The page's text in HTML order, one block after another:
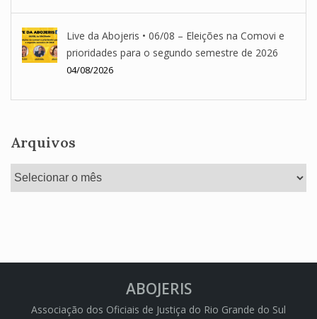
Live da Abojeris • 06/08 – Eleições na Comovi e
prioridades para o segundo semestre de 2026
04/08/2026
Arquivos
Arquivos
ABOJERIS
Associação dos Oficiais de Justiça do Rio Grande do Sul